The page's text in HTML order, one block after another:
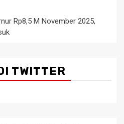
Rp8,5 M November 2025,
TWITTER